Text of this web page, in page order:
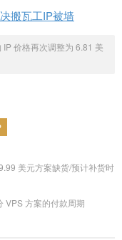
搬瓦工IP被墙
IP 价格再次调整为 6.81 美
美元方案缺货/预计补货时
VPS 方案的付款周期